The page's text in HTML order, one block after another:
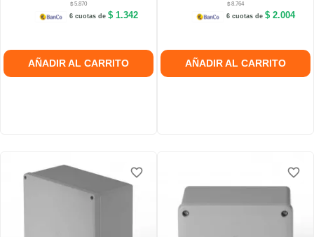
$ 5.870
6 cuotas de $ 1.342
AÑADIR AL CARRITO
$ 8.764
6 cuotas de $ 2.004
AÑADIR AL CARRITO
favorite_border
favorite_border
favorite_border favorite_border
favorite_border
favorite_border